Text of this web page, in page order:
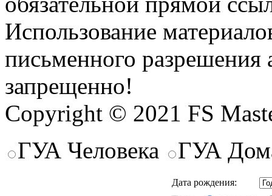
Использование
письменного разрешения
запрещенно!
Copyright © 2021 FS
ГУА Человека
ГУА
Дата рождения: